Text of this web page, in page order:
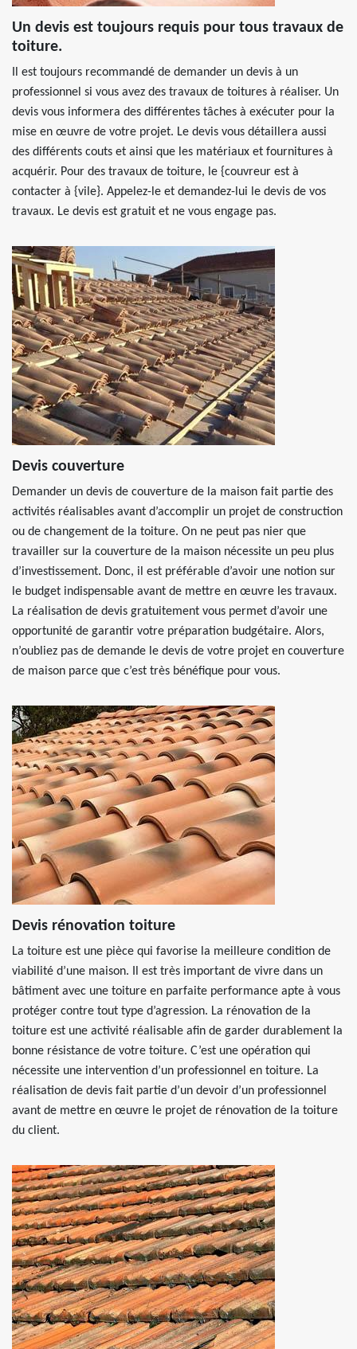
Un devis est toujours requis pour tous travaux de
toiture.
Il est toujours recommandé de demander un devis à un
professionnel si vous avez des travaux de toitures à réaliser. Un
devis vous informera des différentes tâches à exécuter pour la
mise en œuvre de votre projet. Le devis vous détaillera aussi
des différents couts et ainsi que les matériaux et fournitures à
acquérir. Pour des travaux de toiture, le {couvreur est à
contacter à {vile}. Appelez-le et demandez-lui le devis de vos
travaux. Le devis est gratuit et ne vous engage pas.
Devis couverture
Demander un devis de couverture de la maison fait partie des
activités réalisables avant d’accomplir un projet de construction
ou de changement de la toiture. On ne peut pas nier que
travailler sur la couverture de la maison nécessite un peu plus
d’investissement. Donc, il est préférable d’avoir une notion sur
le budget indispensable avant de mettre en œuvre les travaux.
La réalisation de devis gratuitement vous permet d’avoir une
opportunité de garantir votre préparation budgétaire. Alors,
n’oubliez pas de demande le devis de votre projet en couverture
de maison parce que c’est très bénéfique pour vous.
Devis rénovation toiture
La toiture est une pièce qui favorise la meilleure condition de
viabilité d’une maison. Il est très important de vivre dans un
bâtiment avec une toiture en parfaite performance apte à vous
protéger contre tout type d’agression. La rénovation de la
toiture est une activité réalisable afin de garder durablement la
bonne résistance de votre toiture. C’est une opération qui
nécessite une intervention d’un professionnel en toiture. La
réalisation de devis fait partie d’un devoir d’un professionnel
avant de mettre en œuvre le projet de rénovation de la toiture
du client.